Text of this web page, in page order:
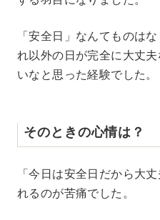
「安全日」なんてものは
れ以外の日が完全に大丈
いなと思った経験でした。
そのときの心情は？
「今日は安全日だから大
れるのが苦痛でした。